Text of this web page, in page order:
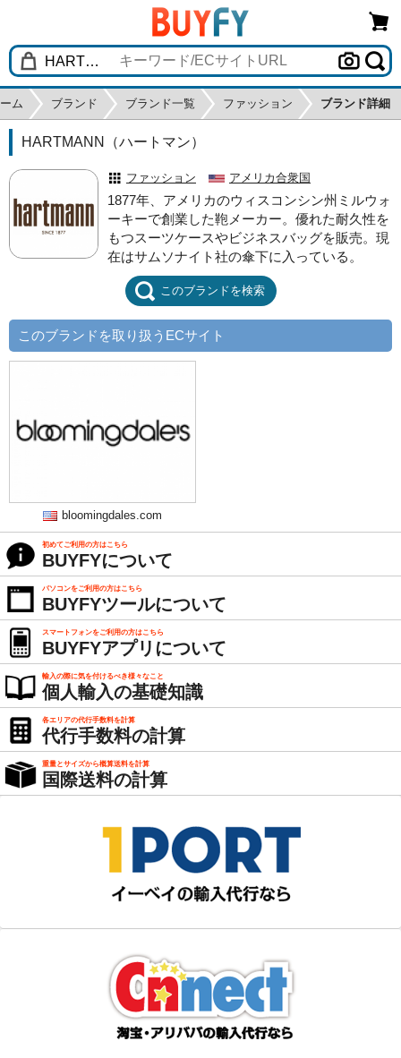
ム ブランド ブランド一覧 ファッション ブランド詳細
HARTMANN（ハートマン）
ファッション アメリカ合衆国
1877年、アメリカのウィスコンシン州ミルウォ
ーキーで創業した鞄メーカー。優れた耐久性を
もつスーツケースやビジネスバッグを販売。現
在はサムソナイト社の傘下に入っている。
このブランドを検索
このブランドを取り扱うECサイト
bloomingdales.com
初めてご利用の方はこちら
BUYFYについて
パソコンをご利用の方はこちら
BUYFYツールについて
スマートフォンをご利用の方はこちら
BUYFYアプリについて
輸入の際に気を付けるべき様々なこと
個人輸入の基礎知識
各エリアの代行手数料を計算
代行手数料の計算
重量とサイズから概算送料を計算
国際送料の計算